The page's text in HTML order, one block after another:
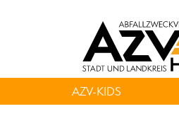
AZV-KIDS